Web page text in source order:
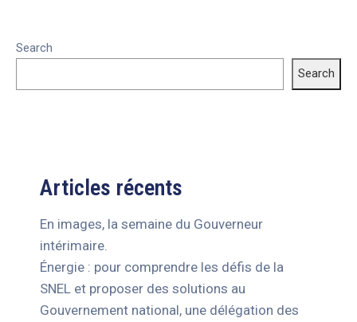
Search
Search
Articles récents
En images, la semaine du Gouverneur
intérimaire.
Énergie : pour comprendre les défis de la
SNEL et proposer des solutions au
Gouvernement national, une délégation des